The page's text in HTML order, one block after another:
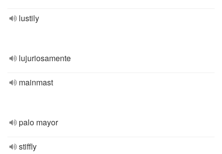
lustily
lujuriosamente
mainmast
palo mayor
stiffly